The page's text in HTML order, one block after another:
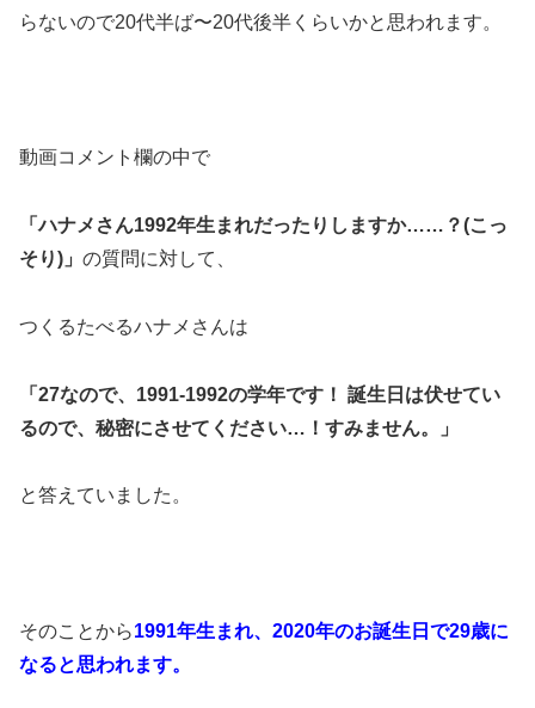
らないので20代半ば〜20代後半くらいかと思われます。
動画コメント欄の中で
「ハナメさん1992年生まれだったりしますか……？(こっ
そり)」 の質問に対して、
つくるたべるハナメさんは
「27なので、1991-1992の学年です！ 誕生日は伏せてい
るので、秘密にさせてください…！すみません。」
と答えていました。
そのことから1991年生まれ、2020年のお誕生日で29歳に
なると思われます。